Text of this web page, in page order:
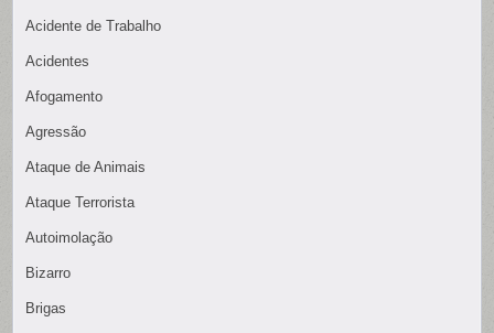
Acidente de Trabalho
Acidentes
Afogamento
Agressão
Ataque de Animais
Ataque Terrorista
Autoimolação
Bizarro
Brigas